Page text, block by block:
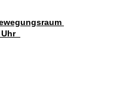
Uhr